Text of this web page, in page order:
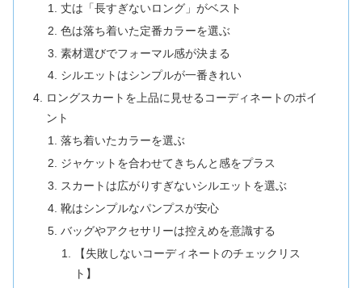
丈は「長すぎないロング」がベスト
色は落ち着いた定番カラーを選ぶ
素材選びでフォーマル感が決まる
シルエットはシンプルが一番きれい
ロングスカートを上品に見せるコーディネートのポイ
ント
落ち着いたカラーを選ぶ
ジャケットを合わせてきちんと感をプラス
スカートは広がりすぎないシルエットを選ぶ
靴はシンプルなパンプスが安心
バッグやアクセサリーは控えめを意識する
【失敗しないコーディネートのチェックリス
ト】